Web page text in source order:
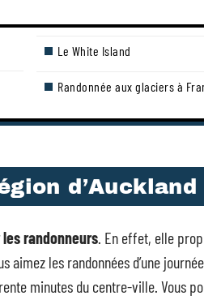
Le White Island
Randonnée aux glaciers à
d’Auckland
randonneurs. En effet, elle
les randonnées d’une
minutes du centre-ville. Vous